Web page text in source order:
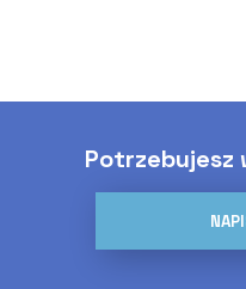
Potrzebujesz